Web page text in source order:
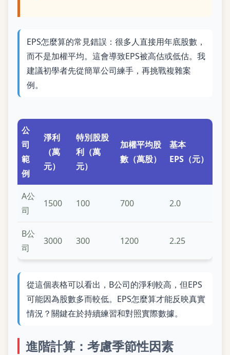
EPS怎麼算的常見錯誤：很多人直接用年底股數，
而不是加權平均。這會導致EPS被高估或低估。我
建議初學者先從簡單公司練手，再挑戰複雜案
例。
公
司
範
例
淨利
（萬
元）
特別股股
利（萬
元）
加權平均股
數（萬股）
基本
EPS（元）
A公
司
1500 100 700 2.0
B公
司
3000 300 1200 2.25
從這個表格可以看出，B公司的淨利較高，但EPS
可能因為股數多而較低。EPS怎麼算才能反映真實
情況？關鍵在於持續練習和對照實際數據。
進階計算：考慮季節性因素